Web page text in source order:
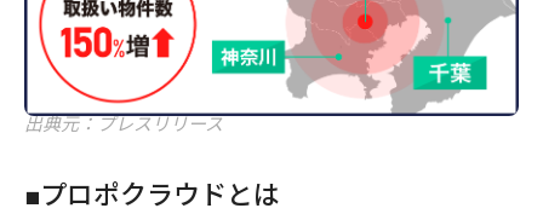
出典元：プレスリリース
■プロポクラウドとは